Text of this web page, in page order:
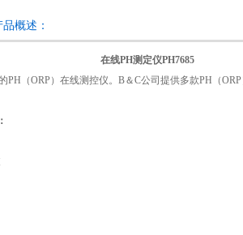
概述：
在线PH测定仪PH7685
PH （ORP ）在线测控仪。 B＆C公司提供多款PH （ORP